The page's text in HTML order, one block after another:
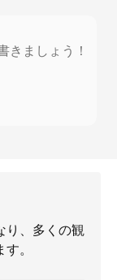
きましょう！
り、多くの観
。